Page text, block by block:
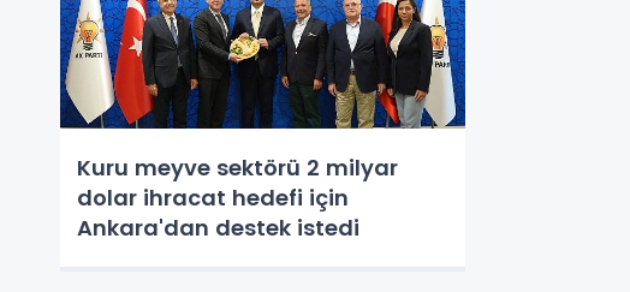
Kuru meyve sektörü 2 milyar
dolar ihracat hedefi için
Ankara'dan destek istedi